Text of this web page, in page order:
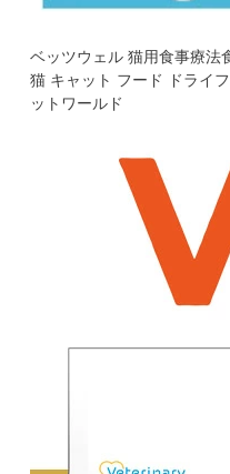
ベッツウェル 猫用食事療法
猫 キャット フード ドライ
ットワールド